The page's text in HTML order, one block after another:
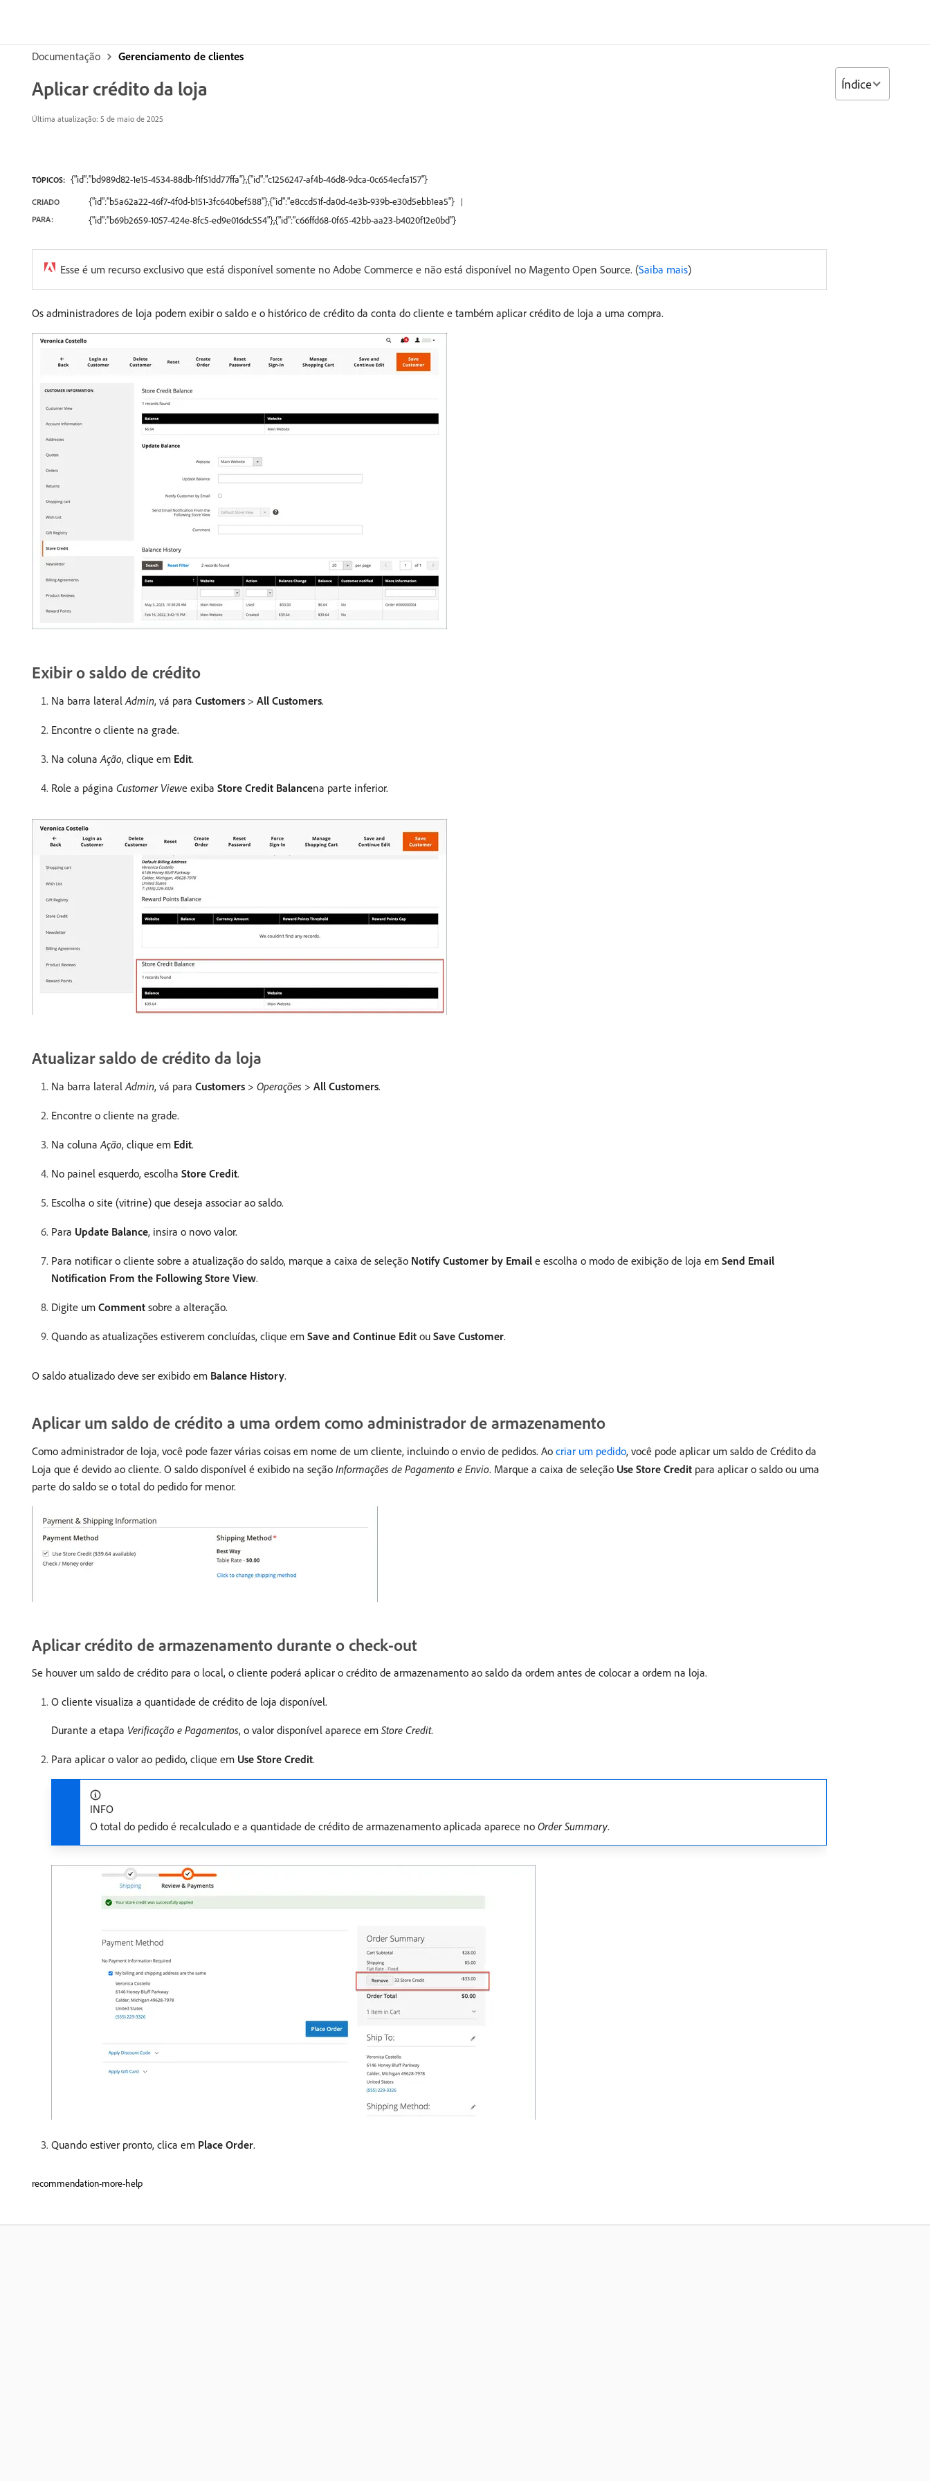
Documentação Gerenciamento de clientes
Aplicar crédito da loja
Última atualização: 5 de maio de 2025
TÓPICOS: {"id":"bd989d82-1e15-4534-88db-f1f51dd77ffa"},{"id":"c1256247-af4b-46d8-9dca-0c654ecfa157"}
CRIADO
PARA:
{"id":"b5a62a22-46f7-4f0d-b151-3fc640bef588"},{"id":"e8ccd51f-da0d-4e3b-939b-e30d5ebb1ea5"}
{"id":"b69b2659-1057-424e-8fc5-ed9e016dc554"},{"id":"c66ffd68-0f65-42bb-aa23-b4020f12e0bd"}
Esse é um recurso exclusivo que está disponível somente no Adobe Commerce e não está disponível no Magento Open Source. (Saiba mais)
Os administradores de loja podem exibir o saldo e o histórico de crédito da conta do cliente e também aplicar crédito de loja a uma compra.
Exibir o saldo de crédito
Na barra lateralAdmin, vá para Customers > All Customers.
Encontre o cliente na grade.
Na colunaAção, clique em Edit.
Role a página Customer View​e exiba Store Credit Balance​na parte inferior.
Atualizar saldo de crédito da loja
Na barra lateralAdmin, vá para Customers > Operações > All Customers.
Encontre o cliente na grade.
Na colunaAção, clique em Edit.
No painel esquerdo, escolha Store Credit.
Escolha o site (vitrine) que deseja associar ao saldo.
Para Update Balance, insira o novo valor.
Para notificar o cliente sobre a atualização do saldo, marque a caixa de seleção Notify Customer by Email e escolha o modo de exibição de loja em Send Email
Notification From the Following Store View.
Digite um Comment sobre a alteração.
Quando as atualizações estiverem concluídas, clique em Save and Continue Edit ou Save Customer.
O saldo atualizado deve ser exibido em Balance History.
Aplicar um saldo de crédito a uma ordem como administrador de armazenamento
Como administrador de loja, você pode fazer várias coisas em nome de um cliente, incluindo o envio de pedidos. Ao criar um pedido, você pode aplicar um saldo de Crédito da
Loja que é devido ao cliente. O saldo disponível é exibido na seção Informações de Pagamento e Envio. Marque a caixa de seleção Use Store Credit para aplicar o saldo ou uma
parte do saldo se o total do pedido for menor.
Aplicar crédito de armazenamento durante o check-out
Se houver um saldo de crédito para o local, o cliente poderá aplicar o crédito de armazenamento ao saldo da ordem antes de colocar a ordem na loja.
O cliente visualiza a quantidade de crédito de loja disponível.
Durante a etapa Verificação e Pagamentos, o valor disponível aparece em Store Credit.
Para aplicar o valor ao pedido, clique em Use Store Credit.
INFO
O total do pedido é recalculado e a quantidade de crédito de armazenamento aplicada aparece no Order Summary.
Quando estiver pronto, clica em Place Order.
recommendation-more-help
Índice